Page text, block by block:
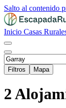
Salto al contenido
Inicio Casas
Filtros
Mapa
2